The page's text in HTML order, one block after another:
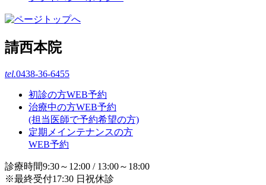
請西本院
tel.0438-36-6455
初診の方WEB予約
治療中の方WEB予約
(担当医師で予約希望の方)
定期メインテナンスの方
WEB予約
診療時間9:30～12:00 / 13:00～18:00
※最終受付17:30 日祝休診